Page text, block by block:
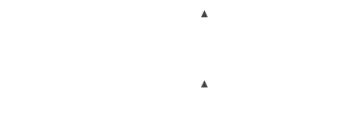
▲
▲